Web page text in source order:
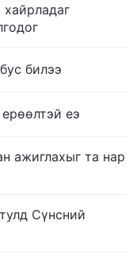
хайрладаг
билээ
еэ
ажиглахыг та нар
Сүнсний